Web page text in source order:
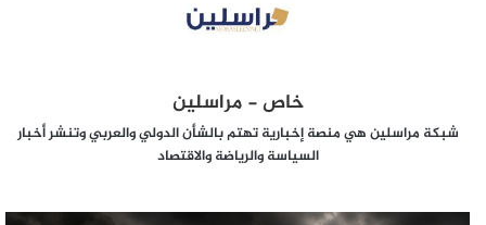
خاص - مراسلين
شبكة مراسلين هي منصة إخبارية تهتم بالشأن الدولي والعربي وتنشر أخبار
السياسة والرياضة والاقتصاد